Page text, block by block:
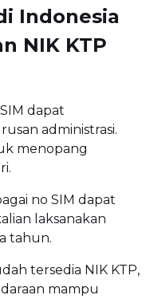
Indonesia
NIK KTP
dapat
administrasi.
menopang
no SIM dapat
laksanakan
tahun.
tersedia NIK KTP,
mampu